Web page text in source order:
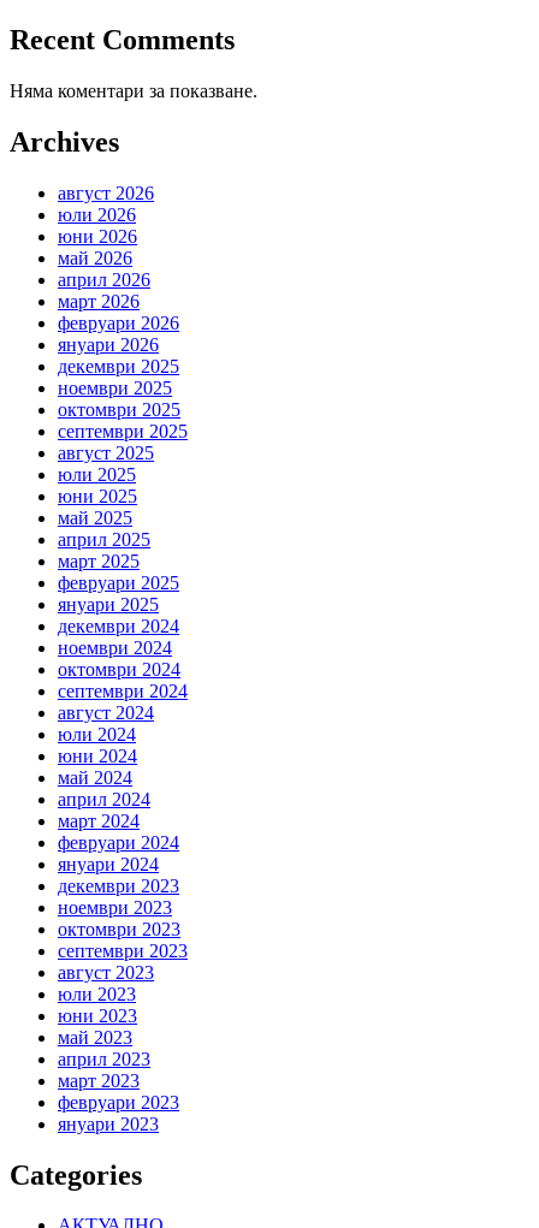
Recent Comments
Няма коментари за показване.
Archives
август 2026
юли 2026
юни 2026
май 2026
април 2026
март 2026
февруари 2026
януари 2026
декември 2025
ноември 2025
октомври 2025
септември 2025
август 2025
юли 2025
юни 2025
май 2025
април 2025
март 2025
февруари 2025
януари 2025
декември 2024
ноември 2024
октомври 2024
септември 2024
август 2024
юли 2024
юни 2024
май 2024
април 2024
март 2024
февруари 2024
януари 2024
декември 2023
ноември 2023
октомври 2023
септември 2023
август 2023
юли 2023
юни 2023
май 2023
април 2023
март 2023
февруари 2023
януари 2023
Categories